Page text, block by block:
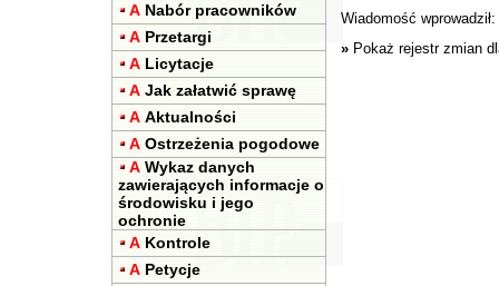
A Nabór pracowników
A Przetargi
A Licytacje
A Jak załatwić sprawę
A Aktualności
A Ostrzeżenia pogodowe
A Wykaz danych
zawierających informacje o
środowisku i jego
ochronie
A Kontrole
A Petycje
Wiadomość wprowadził:
» Pokaż rejestr zmian